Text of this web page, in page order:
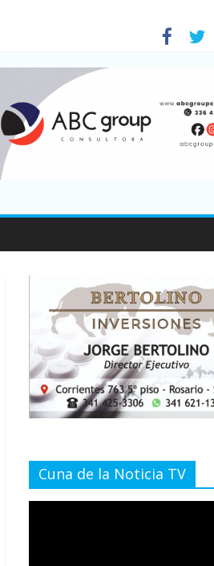
viajaron por el país, un 5,9% más
Cuna de la Noticia TV